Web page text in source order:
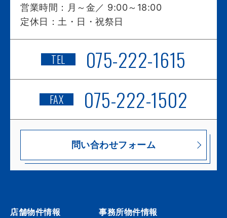
営業時間：
月～金／ 9:00～18:00
定休日： 土・日・祝祭日
TEL 075-222-1615
FAX 075-222-1502
問い合わせフォーム
店舗物件情報 事務所物件情報